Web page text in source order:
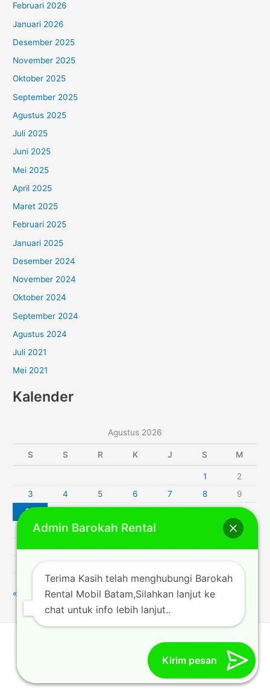
Februari 2026
Januari 2026
Desember 2025
November 2025
Oktober 2025
September 2025
Agustus 2025
Juli 2025
Juni 2025
Mei 2025
April 2025
Maret 2025
Februari 2025
Januari 2025
Desember 2024
November 2024
Oktober 2024
September 2024
Agustus 2024
Juli 2021
Mei 2021
Kalender
Agustus 2026
S S R K J S M
1
2
3
4 5 6 7 8
9
10
16
17
18 19 20
23
« Jul
Rentalmobilbatam212.com © 2014 | Powered by [Barokah
Trans_author]
Admin Barokah Rental
Terima Kasih telah menghubungi Barokah
Rental Mobil Batam,Silahkan lanjut ke
chat untuk info lebih lanjut..
Kirim pesan